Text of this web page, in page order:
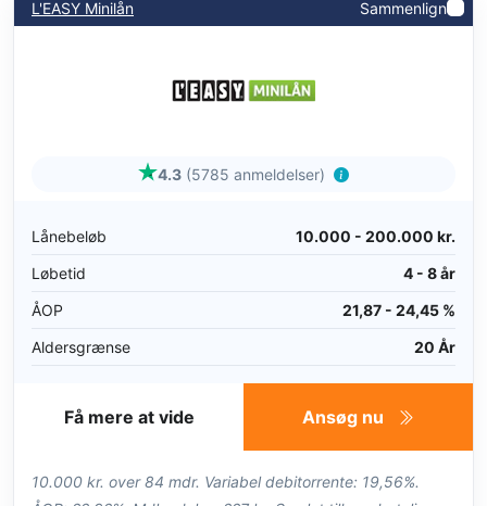
L'EASY Minilån Sammenlign
4.3 (5785 anmeldelser)
Lånebeløb
10.000 - 200.000 kr.
Løbetid
4 - 8 år
ÅOP
21,87 - 24,45 %
Aldersgrænse
20 År
Ansøg nu
Få mere at vide
10.000 kr. over 84 mdr. Variabel debitorrente: 19,56%.